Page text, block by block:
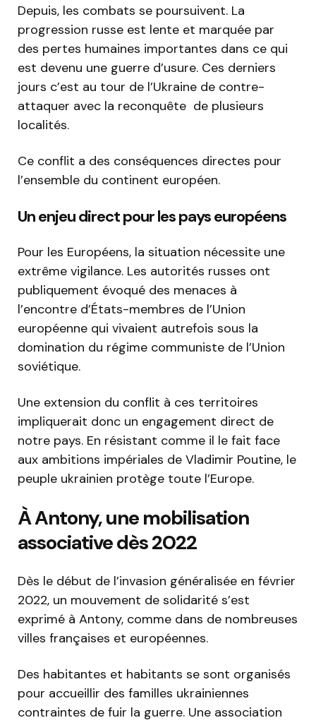
Depuis, les combats se poursuivent. La
progression russe est lente et marquée par
des pertes humaines importantes dans ce qui
est devenu une guerre d’usure. Ces derniers
jours c’est au tour de l’Ukraine de contre-
attaquer avec la reconquête de plusieurs
localités.
Ce conflit a des conséquences directes pour
l’ensemble du continent européen.
Un enjeu direct pour les pays européens
Pour les Européens, la situation nécessite une
extrême vigilance. Les autorités russes ont
publiquement évoqué des menaces à
l’encontre d’États-membres de l’Union
européenne qui vivaient autrefois sous la
domination du régime communiste de l’Union
soviétique.
Une extension du conflit à ces territoires
impliquerait donc un engagement direct de
notre pays. En résistant comme il le fait face
aux ambitions impériales de Vladimir Poutine, le
peuple ukrainien protège toute l’Europe.
À Antony, une mobilisation
associative dès 2022
Dès le début de l’invasion généralisée en février
2022, un mouvement de solidarité s’est
exprimé à Antony, comme dans de nombreuses
villes françaises et européennes.
Des habitantes et habitants se sont organisés
pour accueillir des familles ukrainiennes
contraintes de fuir la guerre. Une association